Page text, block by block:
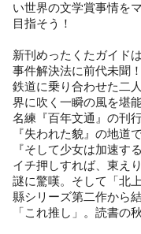
い世界の文学賞事情を
目指そう！
新刊めったくたガイド
事件解決法に前代未聞
鉄道に乗り合わせた二
界に吹く一瞬の風を堪
名練『百年文通』の刊
『失われた貌』の地道
『そして少女は加速す
イチ押しすれば、東え
謎に驚嘆。そして「北
縣シリーズ第二作から
「これ推し」。読書の